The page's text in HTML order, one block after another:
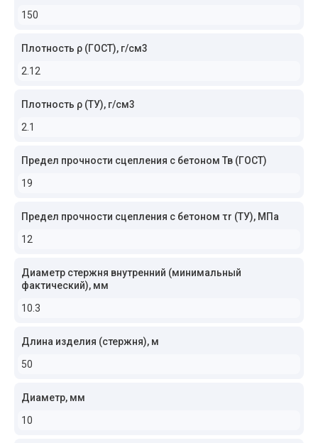
150
Плотность ρ (ГОСТ), г/см3
2.12
Плотность ρ (ТУ), г/см3
2.1
Предел прочности сцепления с бетоном Тв (ГОСТ)
19
Предел прочности сцепления с бетоном τr (ТУ), МПа
12
Диаметр стержня внутренний (минимальный
фактический), мм
10.3
Длина изделия (стержня), м
50
Диаметр, мм
10